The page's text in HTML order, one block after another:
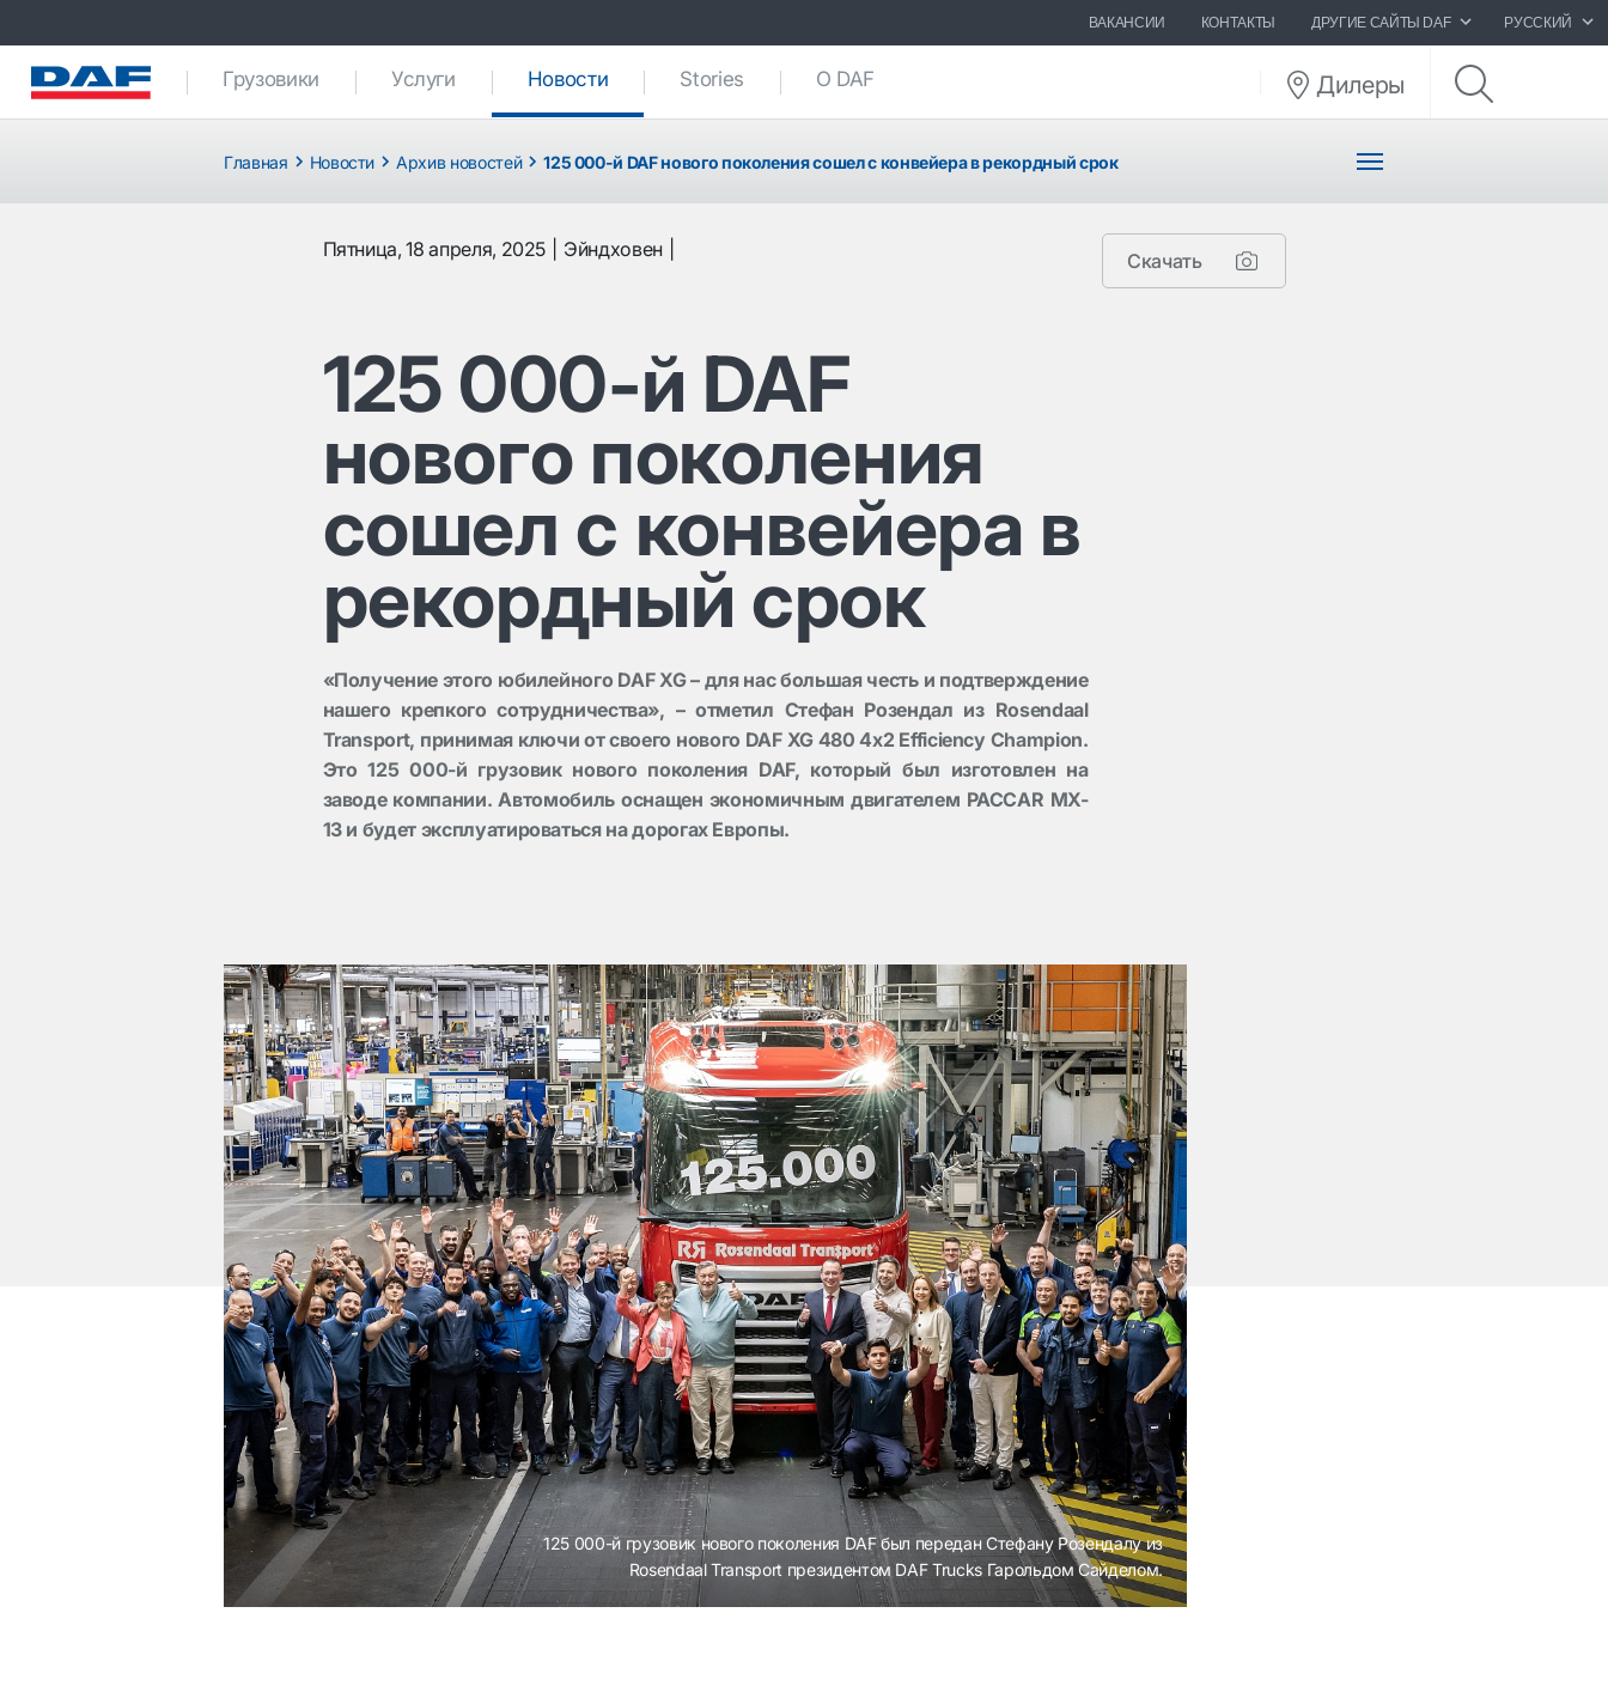
ВАКАНСИИ КОНТАКТЫ ДРУГИЕ САЙТЫ DAF РУССКИЙ
Грузовики Услуги Новости (current)Stories О DAF Дилеры
Главная Новости Архив новостей 125 000-й DAF нового поколения сошел с конвейера в рекордный срок
Скачать
Пятница, 18 апреля, 2025 Эйндховен
125 000-й DAF
нового поколения
сошел с конвейера в
рекордный срок
«Получение этого юбилейного DAF XG – для нас большая честь и подтверждение
нашего крепкого сотрудничества», – отметил Стефан Розендал из Rosendaal
Transport, принимая ключи от своего нового DAF XG 480 4x2 Efficiency Champion.
Это 125 000-й грузовик нового поколения DAF, который был изготовлен на
заводе компании. Автомобиль оснащен экономичным двигателем PACCAR MX-
13 и будет эксплуатироваться на дорогах Европы.
125 000-й грузовик нового поколения DAF был передан Стефану Розендалу из
Rosendaal Transport президентом DAF Trucks Гарольдом Сайделом.